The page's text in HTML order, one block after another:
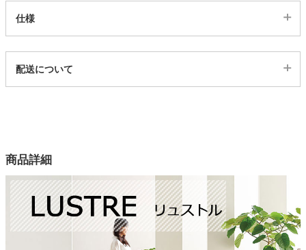
仕様
199358
幅200×奥行200(cm)
幅200×奥行250(cm)
幅200×奥行300(cm)
幅140×奥行200(cm)
幅200×奥行200(cm)
幅261×奥行261(cm)
配送について
商品詳細